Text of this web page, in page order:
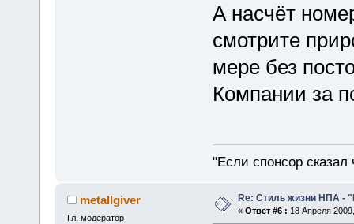
А насчёт
смотрите
мере без
Компании за
"Если спонсор сказал
metallgiver
Гл. модератор
Re: Стиль жизни НПА -
« Ответ #6 : 18 Апреля